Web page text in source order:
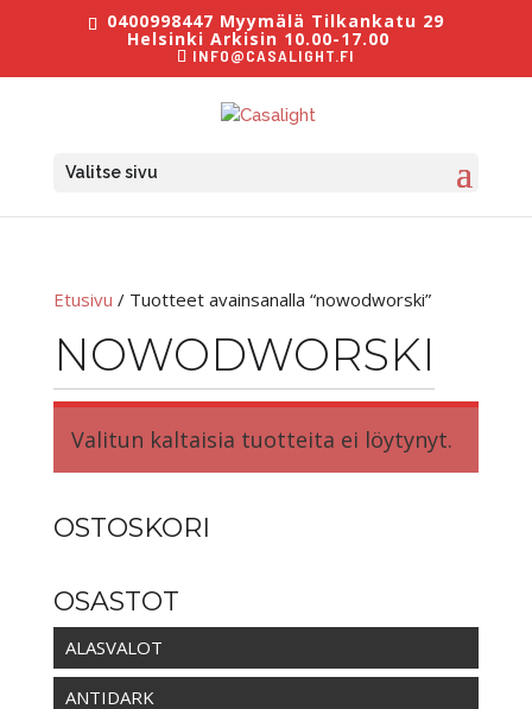
0400998447 Myymälä Tilkankatu 29
Helsinki Arkisin 10.00-17.00
INFO@CASALIGHT.FI
Valitse sivu
Etusivu / Tuotteet avainsanalla “nowodworski”
NOWODWORSKI
Valitun kaltaisia tuotteita ei löytynyt.
OSTOSKORI
OSASTOT
ALASVALOT
ANTIDARK